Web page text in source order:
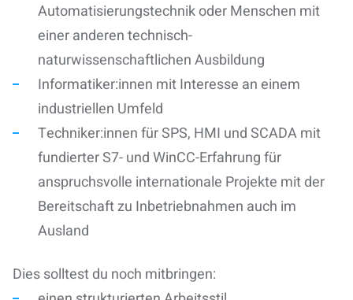
Automatisierungstechnik oder Menschen mit
einer anderen technisch-
naturwissenschaftlichen Ausbildung
Informatiker:innen mit Interesse an einem
industriellen Umfeld
Techniker:innen für SPS, HMI und SCADA mit
fundierter S7- und WinCC-Erfahrung für
anspruchsvolle internationale Projekte mit der
Bereitschaft zu Inbetriebnahmen auch im
Ausland
Dies solltest du noch mitbringen: